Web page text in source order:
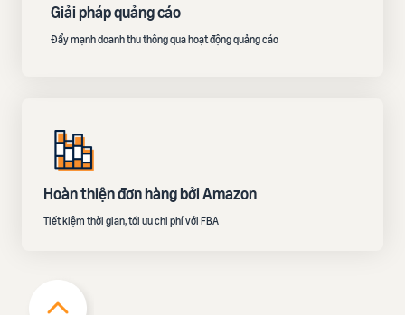
Giải pháp quảng cáo
Đẩy mạnh doanh thu thông qua hoạt động quảng cáo
Hoàn thiện đơn hàng bởi Amazon
Tiết kiệm thời gian, tối ưu chi phí với FBA